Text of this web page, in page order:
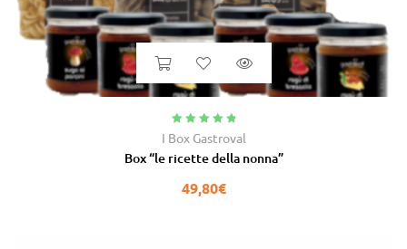
Valutato 5.00
I Box Gastroval
Box “le ricette della nonna”
49,80€